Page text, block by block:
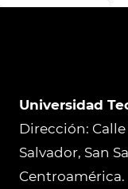
Universidad
Dirección: Calle
Salvador, San
Centroamérica.